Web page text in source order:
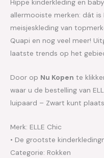
Hippe kinderkleding en
allermooiste merken: dát is
meisjeskleding van
Quapi en nog veel meer!
laatste trends op het
Door op Nu Kopen te
waar u de bestelling van
luipaard – Zwart kunt
Merk: ELLE Chic
• De grootste
Categorie: Rokken